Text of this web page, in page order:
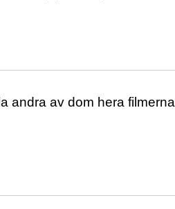
andra av dom hera filmerna